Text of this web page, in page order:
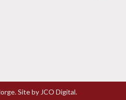
Site by JCO Digital.